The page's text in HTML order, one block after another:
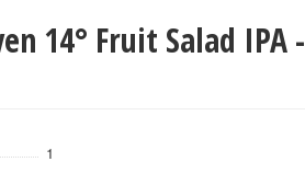
14° Fruit Salad IPA -
1